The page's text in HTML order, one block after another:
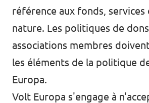
Volt Oost-Vlaanderen
Volt West-Vlaanderen
Faire un don
Rejoignez-nous
Page d'accueil
référence aux fonds, services
nature. Les politiques de
associations membres
les éléments de la politique
Europa.
Volt Europa s'engage à